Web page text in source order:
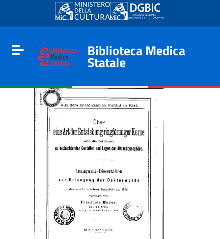
Go to content
Go to the navigation menu
Go to the footer
Toggle navigation
Biblioteca Medica
Statale